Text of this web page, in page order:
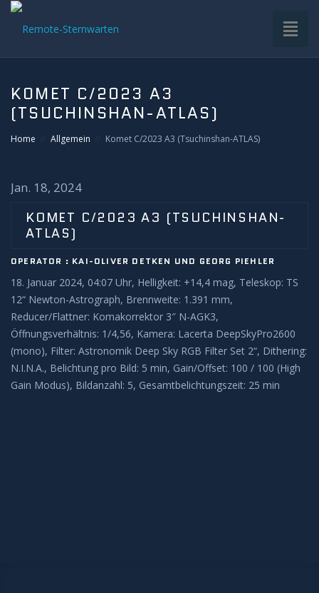
VDS-STERNWARTE
INFRASTRUKTUR
EQUIPMENT
SOFTWARE
BETRIEB
BEOBACHTUNG
Galerie
KOMET C/2023 A3
(TSUCHINSHAN-ATLAS)
Home Allgemein Komet C/2023 A3 (Tsuchinshan-ATLAS)
Jan. 18, 2024
KOMET C/2023 A3 (TSUCHINSHAN-
ATLAS)
OPERATOR : KAI-OLIVER DETKEN UND GEORG PIEHLER
18. Januar 2024, 04:07 Uhr, Helligkeit: +14,4 mag, Teleskop: TS
12“ Newton-Astrograph, Brennweite: 1.391 mm,
Reducer/Flattner: Komakorrektor 3″ N-AGK3,
Öffnungsverhältnis: 1/4,56, Kamera: Lacerta DeepSkyPro2600
(mono), Filter: Astronomik Deep Sky RGB Filter Set 2“, Dithering:
N.I.N.A., Belichtung pro Bild: 5 min, Gain/Offset: 100 / 100 (High
Gain Modus), Bildanzahl: 5, Gesamtbelichtungszeit: 25 min